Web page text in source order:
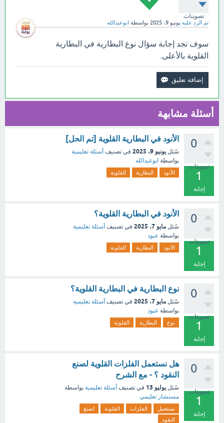
تصويتات
تم الرد عليه يونيو 9، 2025 بواسطة ابوعبدالله
سوف تجد إجابة سؤال نوع البطارية في البطارية
القلوية بالأعلى.
أسئلة مشابهة
0
تصويتات
1
إجابة
الأنود في البطارية القلوية [تم الحل]
سُئل يونيو 9، 2025 في تصنيف أسئلة تعليمية
بواسطة ابوعبدالله
الأنود البطارية القلوية
0
تصويتات
1
إجابة
الأنود في البطارية القلوية؟
سُئل مايو 7، 2025 في تصنيف أسئلة تعليمية
بواسطة عبود
الأنود البطارية القلوية
0
تصويتات
1
إجابة
نوع البطارية في البطارية القلوية؟
سُئل مايو 7، 2025 في تصنيف أسئلة تعليمية
بواسطة عبود
نوع البطارية القلوية
0
تصويتات
1
إجابة
هل نستعمل الفلزات القلوية لصنع
النقود ؟ - مع الشرح
سُئل يوليو 13 في تصنيف أسئلة تعليمية بواسطة
مستشار تعليمي
نستعمل الفلزات القلوية
لصنع
النقود